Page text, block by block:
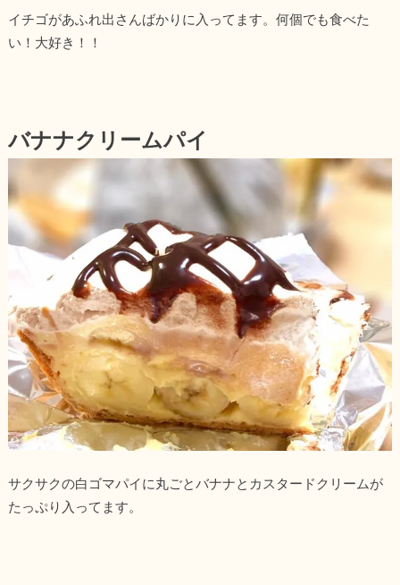
イチゴがあふれ出さんばかりに入ってます。何個でも食べた
い！大好き！！
バナナクリームパイ
サクサクの白ゴマパイに丸ごとバナナとカスタードクリームが
たっぷり入ってます。